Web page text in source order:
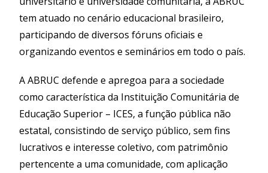
tem atuado no cenário educacional brasileiro,
participando de diversos fóruns oficiais e
organizando eventos e seminários em todo o país.
A ABRUC defende e apregoa para a sociedade
como característica da Instituição Comunitária de
Educação Superior – ICES, a função pública não
estatal, consistindo de serviço público, sem fins
lucrativos e interesse coletivo, com patrimônio
pertencente a uma comunidade, com aplicação